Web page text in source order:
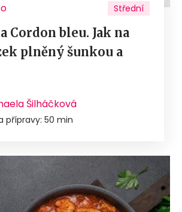
Střední
Cordon bleu. Jak na
plněný šunkou a
Šilháčková
přípravy: 50 min